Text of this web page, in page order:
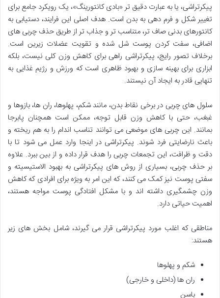
پیکرتراشی، یا به عبارت دقیق تر «بادی کانتورینگ»، یک رویکرد جامع برای
تغییر شکل و فرم دهی به بدن است. هدف اصلی این فرایند، دستیابی به
کانتورهای بدنی صاف تر، متناسب تر و جذاب تر از طریق حذف چربی های
اضافی، سفت کردن پوست شل شده و تقویت عضلات زیرین است.
برخلاف تصور رایج، پیکرتراشی راهی برای کاهش وزن کلی نیست، بلکه
ابزاری برای بهینه سازی و بهبود ظاهری است که ورزش و رژیم غذایی به
تنهایی قادر به ایجاد آن نیستند.
سلول های چربی در برخی نقاط بدن، مانند شکم، پهلوها، ران ها، بازوها و
غبغب، حتی با کاهش وزن قابل توجه، ممکن است همچنان پابرجا
بمانند. این چربی های موضعی می توانند تناسب اندام را به هم ریخته و
باعث نارضایتی فرد شوند. پیکرتراشی در اینجا وارد عمل می شود تا با
دقت و ظرافت، این تجمعات چربی را هدف قرار داده و از بین ببرد. علاوه
بر حذف چربی، بسیاری از روش های پیکرتراشی به بهبود الاستیسیته و
سفتی پوست نیز کمک می کنند، که این امر به ویژه برای افرادی که کاهش
وزن چشمگیری داشته اند و با مشکل افتادگی پوست مواجه هستند،
اهمیت حیاتی دارد.
مناطقی که اغلب مورد پیکرتراشی قرار می گیرند، شامل بخش های زیر
هستند:
شکم و پهلوها
ران ها (داخلی و خارجی)
باسن